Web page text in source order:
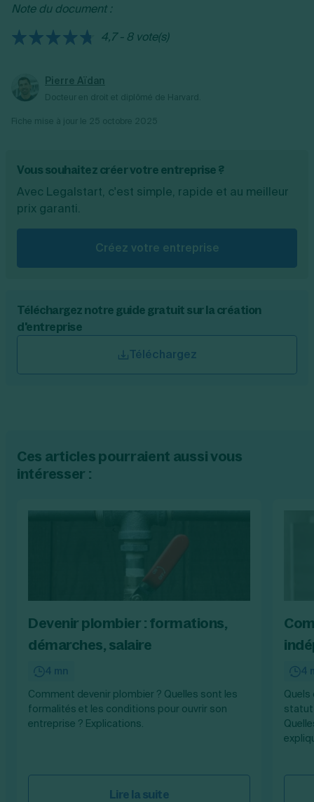
volée et l’employeur doit en informer le
Note du document :
4,7 - 8 vote(s)
Pierre Aïdan
Vous souhaitez créer votre entreprise ?
Avec Legalstart, c'est simple, rapide et au meilleur
prix garanti.
Créez votre entreprise
Téléchargez notre guide gratuit sur la création
d'entreprise
Téléchargez
Ces articles pourraient aussi vous
intéresser :
Devenir plombier : formations,
démarches, salaire
4 mn
Comment devenir plombier ? Quelles sont les
formalités et les conditions pour ouvrir son
entreprise ? Explications.
Lire la suite
4
Quels
statut